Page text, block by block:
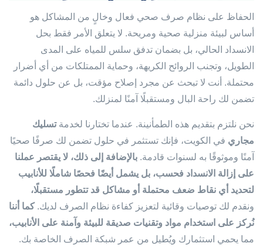
الحفاظ على نظام صرف صحي فعال وخالٍ من المشاكل هو
أساس لبيئة منزلية صحية ومريحة. لا يتعلق الأمر فقط بحل
الانسداد الحالي، بل بضمان تدفق سلس للمياه على المدى
الطويل، وتجنب الروائح الكريهة، وحماية الممتلكات من أي أضرار
محتملة. أنت لا تبحث عن مجرد إصلاح مؤقت، بل عن حلول دائمة
تضمن لك راحة البال ومستقبلًا آمنًا لمنزلك.
نحن نلتزم بتقديم هذه الطمأنينة. عندما تختارنا لخدمةتسليك
مجاري في الكويت، فإنك تستثمر في حلول تضمن لك صرفًا صحيًا
آمنًا وموثوقًا به لسنوات قادمة. بالإضافة إلى ذلك، لا يقتصر عملنا
على إزالة الانسداد فحسب، بل يشمل أيضًا فحصًا شاملًا للأنابيب
لتحديد أي نقاط ضعف محتملة أو مشاكل قد تتطور مستقبلًا،
ونقدم لك توصيات وقائية لتعزيز كفاءة نظام الصرف لديك.كما أننا
نُركز على استخدام مواد وتقنيات صديقة للبيئة وآمنة على الأنابيب،
مما يحمي استثمارك ويُطيل من عمر شبكة الصرف الخاصة بك.